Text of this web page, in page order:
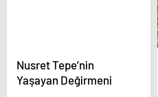
Nusret Tepe’nin
Yaşayan Değirmeni